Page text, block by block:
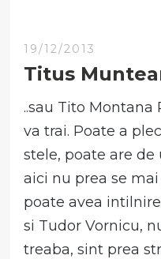
19/12/2013
Titus
..sau Tito
va trai. Poate a
stele, poate are
aici nu prea se
poate avea
si Tudor Vornicu,
treaba, sint prea